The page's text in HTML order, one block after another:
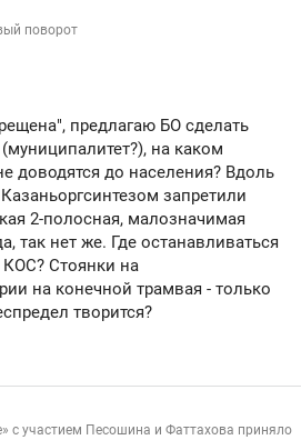
поворот
предлагаю БО сделать
на каком
доводятся до населения? Вдоль
запретили
2-полосная, малозначимая
так нет же. Где останавливаться
Стоянки на
на конечной трамвая - только
творится?
с участием Песошина и Фаттахова приняло